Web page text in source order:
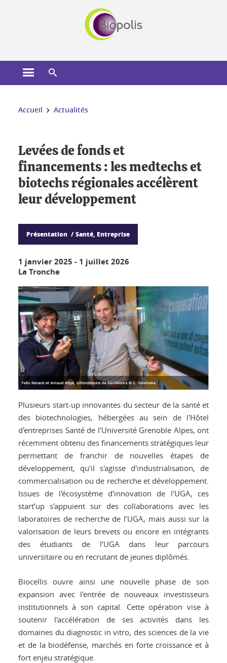
Ouvrir le menu principal
Vous êtes ici :
Accueil Actualités
Levées de fonds et
financements : les medtechs et
biotechs régionales accélèrent
leur développement
Présentation Santé, Entreprise
1 janvier 2025 - 1 juillet 2026
La Tronche
Plusieurs start-up innovantes du secteur de la santé et
des biotechnologies, hébergées au sein de l'Hôtel
d'entreprises Santé de l'Université Grenoble Alpes, ont
récemment obtenu des financements stratégiques leur
permettant de franchir de nouvelles étapes de
développement, qu'il s'agisse d'industrialisation, de
commercialisation ou de recherche et développement.
Issues de l'écosystème d'innovation de l'UGA, ces
start’up s'appuient sur des collaborations avec les
laboratoires de recherche de l’UGA, mais aussi sur la
valorisation de leurs brevets ou encore en intégrants
des étudiants de l’UGA dans leur parcours
universitaire ou en recrutant de jeunes diplômés.
Biocellis ouvre ainsi une nouvelle phase de son
expansion avec l'entrée de nouveaux investisseurs
institutionnels à son capital. Cette opération vise à
soutenir l'accélération de ses activités dans les
domaines du diagnostic in vitro, des sciences de la vie
et de la biodéfense, marchés en forte croissance et à
fort enjeu stratégique.